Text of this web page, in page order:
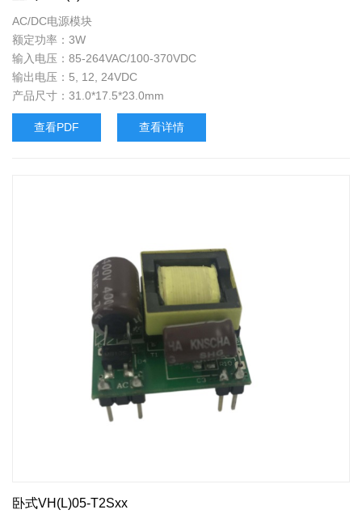
AC/DC电源模块
额定功率：3W
输入电压：85-264VAC/100-370VDC
输出电压：5, 12, 24VDC
产品尺寸：31.0*17.5*23.0mm
查看PDF 查看详情
卧式VH(L)05-T2Sxx